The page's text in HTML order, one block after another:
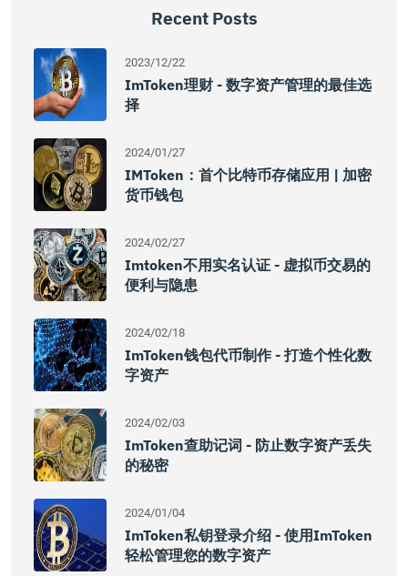
Recent Posts
2023/12/22
ImToken理财 - 数字资产管理的最佳选
择
2024/01/27
IMToken：首个比特币存储应用 | 加密
货币钱包
2024/02/27
Imtoken不用实名认证 - 虚拟币交易的
便利与隐患
2024/02/18
ImToken钱包代币制作 - 打造个性化数
字资产
2024/02/03
ImToken查助记词 - 防止数字资产丢失
的秘密
2024/01/04
ImToken私钥登录介绍 - 使用imToken
轻松管理您的数字资产